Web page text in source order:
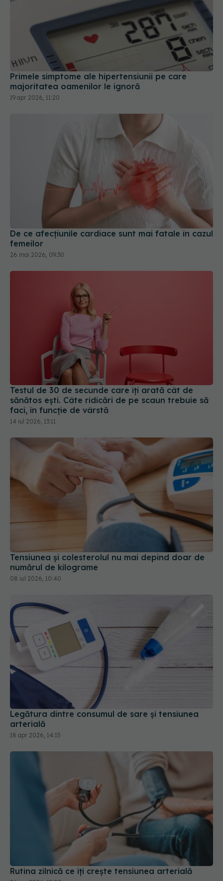
Primele simptome ale hipertensiunii pe care
majoritatea oamenilor le ignoră
19 apr 2026, 11:20
De ce afecțiunile cardiace sunt mai fatale în cazul
femeilor
26 mai 2026, 09:30
Testul de 30 de secunde care îți arată cât de
sănătos ești. Câte ridicări de pe scaun trebuie să
faci, în funcție de vârstă
14 iul 2026, 13:11
Tensiunea și colesterolul nu mai depind doar de
numărul de kilograme
08 iul 2026, 10:40
Legătura dintre consumul de sare și tensiunea
arterială
18 apr 2026, 14:15
Rutina zilnică ce îți crește tensiunea arterială